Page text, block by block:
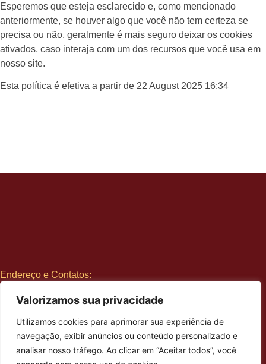
Valorizamos sua privacidade
Utilizamos cookies para aprimorar sua experiência de
navegação, exibir anúncios ou conteúdo personalizado e
analisar nosso tráfego. Ao clicar em “Aceitar todos”, você
Esperemos que esteja esclarecido e, como mencionado
anteriormente, se houver algo que você não tem certeza se
precisa ou não, geralmente é mais seguro deixar os cookies
ativados, caso interaja com um dos recursos que você usa em
nosso site.
Esta política é efetiva a partir de 22 August 2025 16:34
Endereço e Contatos:
📞 912470850
📞 215877438
📧 inovardentalclinic@gmail.com
🕒 Seg/Sex – 09h às 19h (Sáb. 09h às 13h)
Institucional: